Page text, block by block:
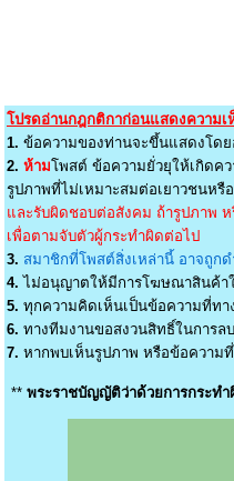
โปรดอ่านกฎกติกาก่อนแสดงความเ
1. ข้อความของท่านจะขึ้นแสดงโด
2. ห้ามโพสต์ ข้อความยั่วยุให้เกิดค
รูปภาพที่ไม่เหมาะสมต่อเยาวชนหรื
และรับผิดชอบต่อสังคม ถ้ารูปภาพ
เพื่อตามจับตัวผู้กระทำผิดต่อไป
3. สมาชิกที่โพสต์สิ่งเหล่านี้ อาจถูก
4. ไม่อนุญาตให้มีการโฆษณาสินค้า
5. ทุกความคิดเห็นเป็นข้อความที่ทา
6. ทางทีมงานขอสงวนสิทธิ์ในการล
7. หากพบเห็นรูปภาพ หรือข้อความ
** พระราชบัญญัติว่าด้วยการกระท